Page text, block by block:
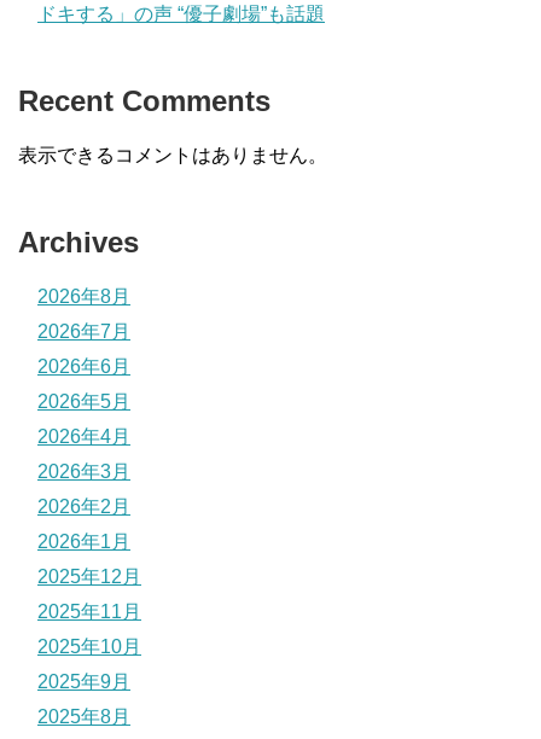
ドキする」の声 “優子劇場”も話題
Recent Comments
表示できるコメントはありません。
Archives
2026年8月
2026年7月
2026年6月
2026年5月
2026年4月
2026年3月
2026年2月
2026年1月
2025年12月
2025年11月
2025年10月
2025年9月
2025年8月